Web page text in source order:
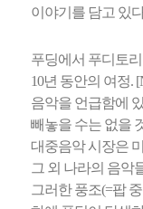
이야기를 담고 있
푸딩에서 푸디토리
10년 동안의 여정.
음악을 언급함에
빼놓을 수는 없을
대중음악 시장은
그 외 나라의 음악
그러한 풍조(=팝